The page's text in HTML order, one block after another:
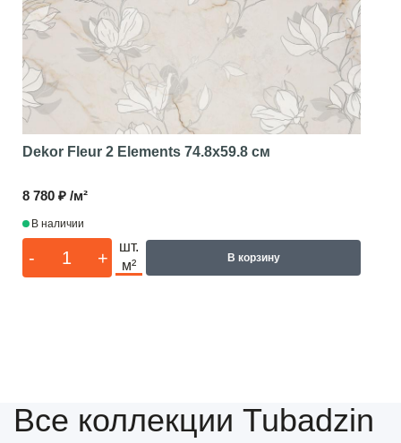
Dekor Fleur 2 Elements 74.8x59.8 см
8 780 ₽ /м²
В наличии
- +
шт.
м²
В корзину
Все коллекции Tubadzin